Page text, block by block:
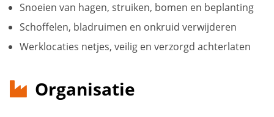
Snoeien van hagen, struiken, bomen en beplanting
Schoffelen, bladruimen en onkruid verwijderen
Werklocaties netjes, veilig en verzorgd achterlaten
Organisatie